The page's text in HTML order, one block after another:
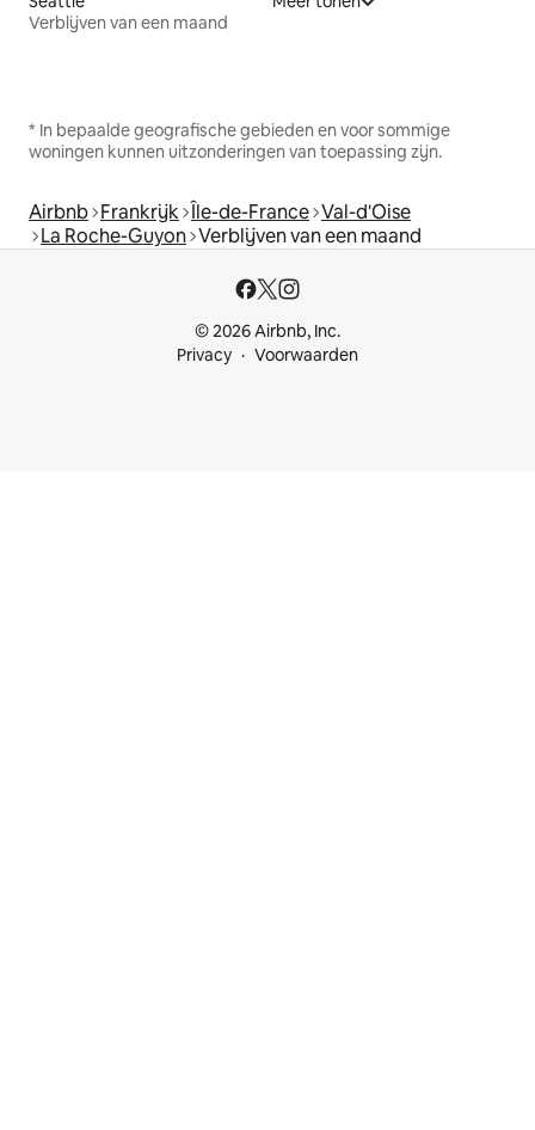
Verblijven van een maand
* In bepaalde geografische gebieden en voor sommige
woningen kunnen uitzonderingen van toepassing zijn.
Airbnb Frankrijk Île-de-France Val-d'Oise
La Roche-Guyon Verblijven van een maand
© 2026 Airbnb, Inc.
Privacy
Voorwaarden